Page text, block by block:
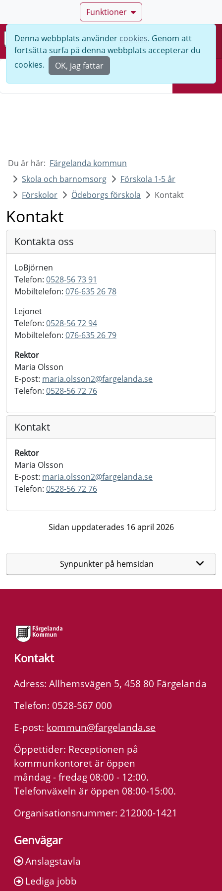
Funktioner
Meny
Denna webbplats använder cookies. Genom att
fortsätta surfa på denna webbplats accepterar du
cookies.
OK, jag fattar
Du är här: Färgelanda kommun
Skola och barnomsorg
Förskola 1-5 år
Förskolor
Ödeborgs förskola Kontakt
Kontakt
Kontakta oss
LoBjörnen
Telefon: 0528-56 73 91
Mobiltelefon: 076-635 26 78
Lejonet
Telefon: 0528-56 72 94
Mobiltelefon: 076-635 26 79
Rektor
Maria Olsson
E-post: maria.olsson2@fargelanda.se
Telefon: 0528-56 72 76
Kontakt
Rektor
Maria Olsson
E-post: maria.olsson2@fargelanda.se
Telefon: 0528-56 72 76
Sidan uppdaterades 16 april 2026
Synpunkter på hemsidan
Kontakt
Adress: Allhemsvägen 5, 458 80 Färgelanda
Telefon: 0528-567 000
E-post: kommun@fargelanda.se
Öppettider: Receptionen på
kommunkontoret är öppen
måndag - fredag 08:00 - 12:00.
Telefonväxeln är öppen 08:00-15:00.
Organisationsnummer: 212000-1421
Genvägar
Anslagstavla
Lediga jobb